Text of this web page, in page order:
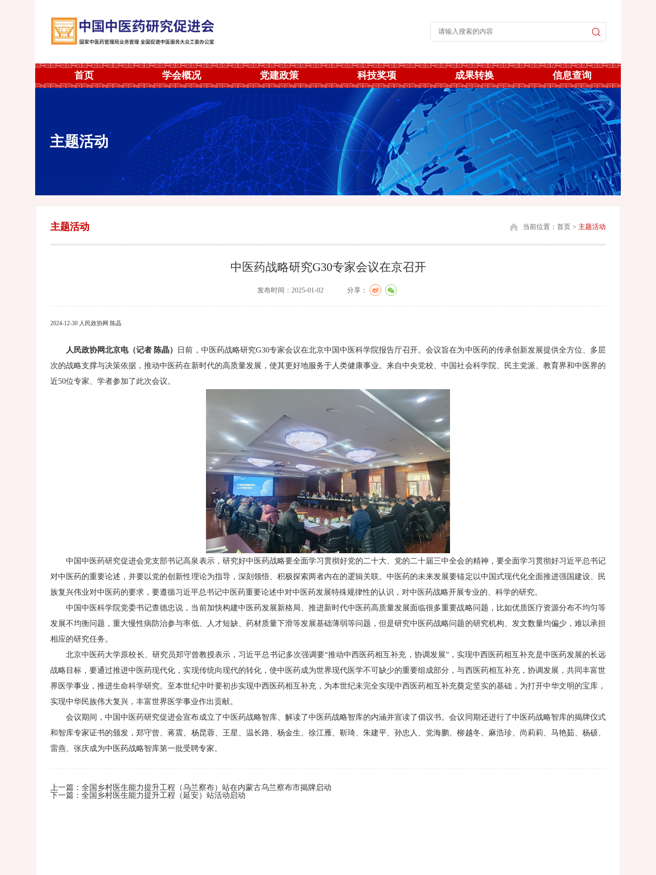
首页 学会概况 党建政策 科技奖项 成果转换 信息查询
主题活动
主题活动 当前位置： 首页 > 主题活动
中医药战略研究G30专家会议在京召开
发布时间：2025-01-02 分享：
2024-12-30 人民政协网 陈晶
人民政协网北京电（记者 陈晶）
日前，中医药战略研究G30专家会议在北京中国中医科学院报告厅召开。会议旨在为中医药的传承创新发展提供全方位、多层
次的战略支撑与决策依据，推动中医药在新时代的高质量发展，使其更好地服务于人类健康事业。来自中央党校、中国社会科学院、民主党派、教育界和中医界的
近50位专家、学者参加了此次会议。
中国中医药研究促进会党支部书记高泉表示，研究好中医药战略要全面学习贯彻好党的二十大、党的二十届三中全会的精神，要全面学习贯彻好习近平总书记
对中医药的重要论述，并要以党的创新性理论为指导，深刻领悟、积极探索两者内在的逻辑关联。中医药的未来发展要锚定以中国式现代化全面推进强国建设、民
族复兴伟业对中医药的要求，要遵循习近平总书记中医药重要论述中对中医药发展特殊规律性的认识，对中医药战略开展专业的、科学的研究。
中国中医科学院党委书记查德忠说，当前加快构建中医药发展新格局、推进新时代中医药高质量发展面临很多重要战略问题，比如优质医疗资源分布不均匀等
发展不均衡问题，重大慢性病防治参与率低、人才短缺、药材质量下滑等发展基础薄弱等问题，但是研究中医药战略问题的研究机构、发文数量均偏少，难以承担
相应的研究任务。
北京中医药大学原校长、研究员郑守曾教授表示，习近平总书记多次强调要“推动中西医药相互补充，协调发展”，实现中西医药相互补充是中医药发展的长远
战略目标，要通过推进中医药现代化，实现传统向现代的转化，使中医药成为世界现代医学不可缺少的重要组成部分，与西医药相互补充，协调发展，共同丰富世
界医学事业，推进生命科学研究。至本世纪中叶要初步实现中西医药相互补充，为本世纪未完全实现中西医药相互补充奠定坚实的基础，为打开中华文明的宝库，
实现中华民族伟大复兴，丰富世界医学事业作出贡献。
会议期间，中国中医药研究促进会宣布成立了中医药战略智库、解读了中医药战略智库的内涵并宣读了倡议书。会议同期还进行了中医药战略智库的揭牌仪式
和智库专家证书的颁发，郑守曾、蒋震、杨昆蓉、王星、温长路、杨金生、徐江雁、靳琦、朱建平、孙忠人、党海鹏、柳越冬、麻浩珍、尚莉莉、马艳茹、杨硕、
雷燕、张庆成为中医药战略智库第一批受聘专家。
上一篇：全国乡村医生能力提升工程（乌兰察布）站在内蒙古乌兰察布市揭牌启动
下一篇：全国乡村医生能力提升工程（延安）站活动启动